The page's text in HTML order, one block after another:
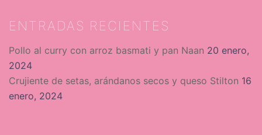
ENTRADAS RECIENTES
Pollo al curry con arroz basmati y pan Naan 20 enero,
2024
Crujiente de setas, arándanos secos y queso Stilton 16
enero, 2024